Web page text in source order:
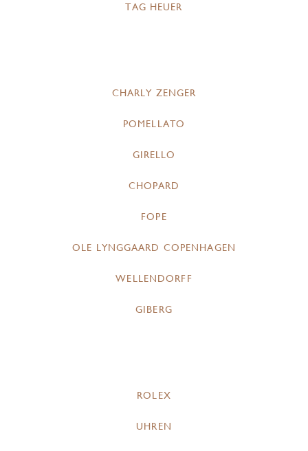
TAG HEUER
CHARLY ZENGER
POMELLATO
GIRELLO
CHOPARD
FOPE
OLE LYNGGAARD COPENHAGEN
WELLENDORFF
GIBERG
ROLEX
UHREN